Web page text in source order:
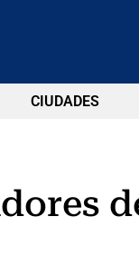
CIUDADES